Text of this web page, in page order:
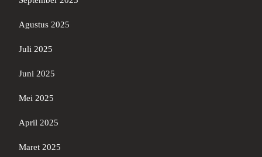
Agustus 2025
Juli 2025
Juni 2025
Mei 2025
April 2025
Maret 2025